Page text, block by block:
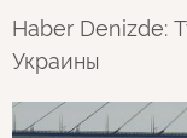
Haber Denizde:
Украины